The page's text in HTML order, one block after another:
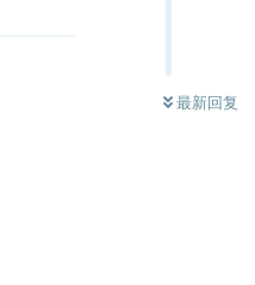
最新回复